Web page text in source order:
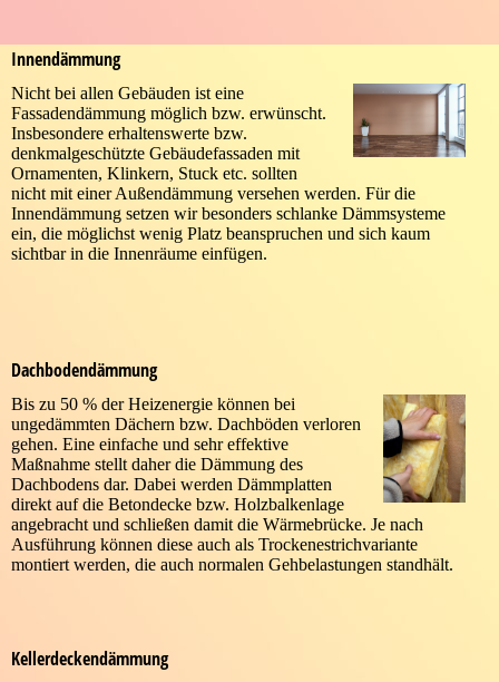
Innendämmung
Nicht bei allen Gebäuden ist eine
Fassadendämmung möglich bzw. erwünscht.
Insbesondere erhaltenswerte bzw.
denkmalgeschützte Gebäudefassaden mit
Ornamenten, Klinkern, Stuck etc. sollten
nicht mit einer Außendämmung versehen werden. Für die
Innendämmung setzen wir besonders schlanke Dämmsysteme
ein, die möglichst wenig Platz beanspruchen und sich kaum
sichtbar in die Innenräume einfügen.
Dachbodendämmung
Bis zu 50 % der Heizenergie können bei
ungedämmten Dächern bzw. Dachböden verloren
gehen. Eine einfache und sehr effektive
Maßnahme stellt daher die Dämmung des
Dachbodens dar. Dabei werden Dämmplatten
direkt auf die Betondecke bzw. Holzbalkenlage
angebracht und schließen damit die Wärmebrücke. Je nach
Ausführung können diese auch als Trockenestrichvariante
montiert werden, die auch normalen Gehbelastungen standhält.
Kellerdeckendämmung